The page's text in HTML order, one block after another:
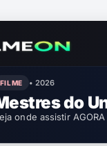
FILME • 2026
do
onde assistir